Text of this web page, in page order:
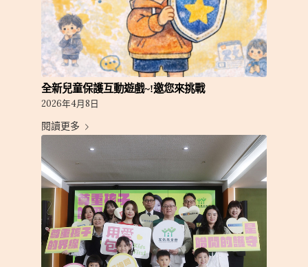
全新兒童保護互動遊戲~!邀您來挑戰
2026年4月8日
閱讀更多